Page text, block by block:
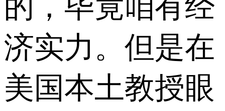
的，毕竟咱有经
济实力。但是在
美国本土教授眼